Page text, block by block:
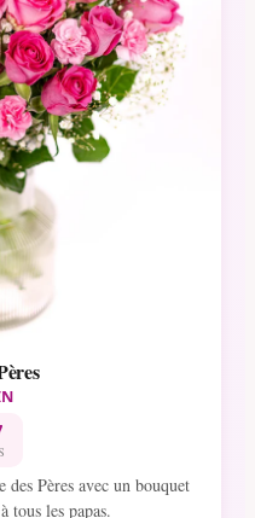
Pères avec un bouquet
tous les papas.